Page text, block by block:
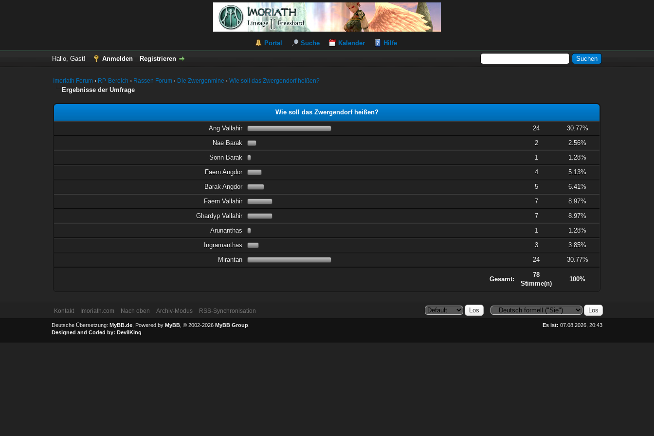
Portal Suche Kalender Hilfe
Hallo, Gast! Anmelden Registrieren
Imoriath Forum › RP-Bereich › Rassen Forum › Die Zwergenmine ›Wie soll das Zwergendorf heißen?
Ergebnisse der Umfrage
Wie soll das Zwergendorf heißen?
Ang Vallahir 24
30.77%
Nae Barak
2
2.56%
Sonn Barak
1
1.28%
Faern Angdor
4
5.13%
Barak Angdor
5
6.41%
Faern Vallahir
7
8.97%
Ghardyp Vallahir
7
8.97%
Arunanthas
1
1.28%
Ingramanthas
3
3.85%
Mirantan
24 30.77%
Gesamt:
78
Stimme(n)
100%
Kontakt Imoriath.com Nach oben Archiv-Modus RSS-Synchronisation
Es ist: 07.08.2026, 20:43
Deutsche Übersetzung: MyBB.de, Powered by MyBB, © 2002-2026 MyBB Group.
Designed and Coded by: DevilKing